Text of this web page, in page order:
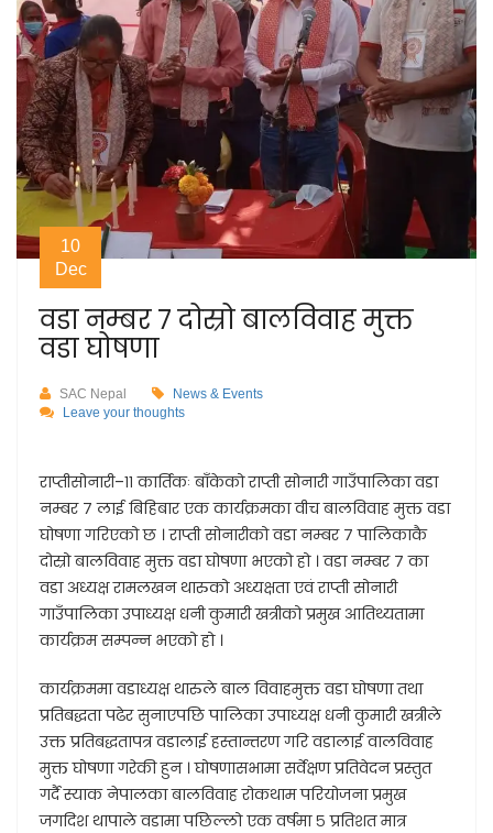
वडा नम्बर ७ दोस्रो बालविवाह मुक्त
वडा घोषणा
10
Dec
SAC Nepal
News & Events
Leave your thoughts
राप्तीसोनारी–११ कार्तिकः बाँकेको राप्ती सोनारी गाउँपालिका वडा
नम्बर ७ लाई बिहिबार एक कार्यक्रमका वीच बालविवाह मुक्त वडा
घोषणा गरिएको छ । राप्ती सोनारीको वडा नम्बर ७ पालिकाकै
दोस्रो बालविवाह मुक्त वडा घोषणा भएको हो । वडा नम्बर ७ का
वडा अध्यक्ष रामलखन थारुको अध्यक्षता एवं राप्ती सोनारी
गाउँपालिका उपाध्यक्ष धनी कुमारी खत्रीको प्रमुख आतिथ्यतामा
कार्यक्रम सम्पन्न भएको हो ।
कार्यक्रममा वडाध्यक्ष थारुले बाल विवाहमुक्त वडा घोषणा तथा
प्रतिबद्धता पढेर सुनाएपछि पालिका उपाध्यक्ष धनी कुमारी खत्रीले
उक्त प्रतिबद्धतापत्र वडालाई हस्तान्तरण गरि वडालाई वालविवाह
मुक्त घोषणा गरेकी हुन । घोषणासभामा सर्वेक्षण प्रतिवेदन प्रस्तुत
गर्दै स्याक नेपालका बालविवाह रोकथाम परियोजना प्रमुख
जगदिश थापाले वडामा पछिल्लो एक वर्षमा ५ प्रतिशत मात्र